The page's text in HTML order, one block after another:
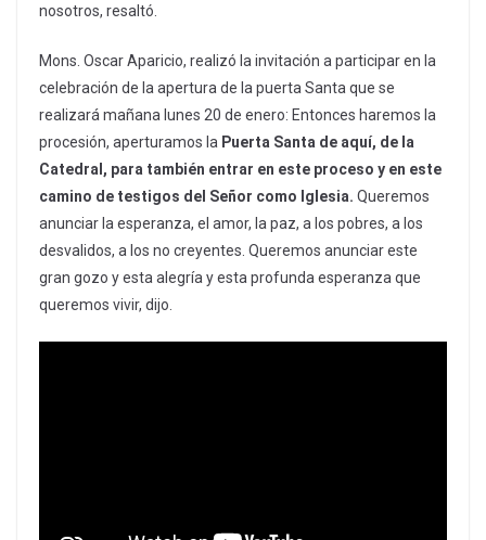
nosotros, resaltó.
Mons. Oscar Aparicio, realizó la invitación a participar en la
celebración de la apertura de la puerta Santa que se
realizará mañana lunes 20 de enero: Entonces haremos la
procesión, aperturamos la Puerta Santa de aquí, de la
Catedral, para también entrar en este proceso y en este
camino de testigos del Señor como Iglesia. Queremos
anunciar la esperanza, el amor, la paz, a los pobres, a los
desvalidos, a los no creyentes. Queremos anunciar este
gran gozo y esta alegría y esta profunda esperanza que
queremos vivir, dijo.